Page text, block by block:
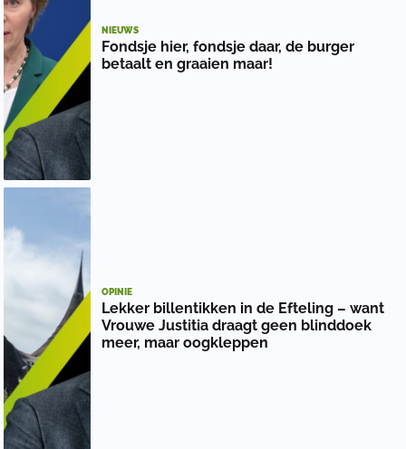
NIEUWS
Fondsje hier, fondsje daar, de burger
betaalt en graaien maar!
OPINIE
Lekker billentikken in de Efteling – want
Vrouwe Justitia draagt geen blinddoek
meer, maar oogkleppen